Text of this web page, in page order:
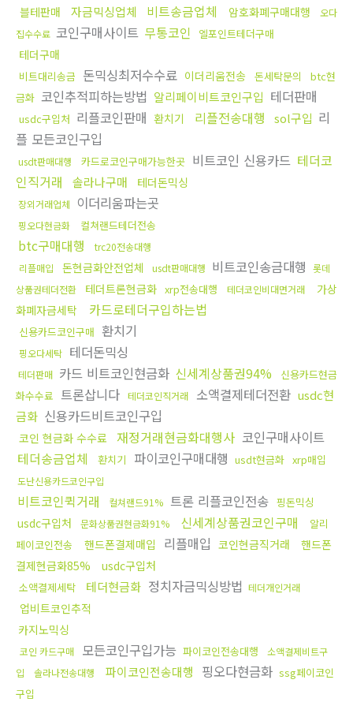
블테판매 자금믹싱업체 비트송금업체 암호화폐구매대행
오다
집수수료 코인구매사이트 무통코인 엘포인트테더구매
테더구매
비트대리송금 돈믹싱최저수수료 이더리움전송 돈세탁문의
btc현
금화 코인추적피하는방법 알리페이비트코인구입 테더판매
usdc구입처 리플코인판매 환치기 리플전송대행 sol구입 리
플 모든코인구입
usdt판매대행 카드로코인구매가능한곳 비트코인 신용카드 테더코
인직거래
솔라나구매 테더돈믹싱
장외거래업체 이더리움파는곳
핑오다현금화 컬쳐랜드테더전송
btc구매대행
trc20전송대행
리플매입
돈현금화안전업체 usdt판매대행 비트코인송금대행 롯데
상품권테더전환
테더트론현금화 xrp전송대행 테더코인비대면거래
가상
화폐자금세탁
카드로테더구입하는법
신용카드코인구매 환치기
핑오다세탁 테더돈믹싱
테더판매 카드 비트코인현금화 신세계상품권94%
신용카드현금
화수수료 트론삽니다 테더코인직거래 소액결제테더전환 usdc현
금화 신용카드비트코인구입
코인 현금화 수수료 재정거래현금화대행사 코인구매사이트
테더송금업체
환치기 파이코인구매대행 usdt현금화 xrp매입
도난신용카드코인구입
비트코인퀵거래 컬쳐랜드91% 트론 리플코인전송 핑돈믹싱
usdc구입처 문화상품권현금화91% 신세계상품권코인구매
알리
페이코인전송
핸드폰결제매입 리플매입 코인현금직거래
핸드폰
결제현금화85%
usdc구입처
소액결제세탁 테더현금화 정치자금믹싱방법 테더개인거래
업비트코인추적
카지노믹싱
코인 카드구매 모든코인구입가능 파이코인전송대행
소액결제비트구
입
솔라나전송대행 파이코인전송대행 핑오다현금화 ssg페이코인
구입